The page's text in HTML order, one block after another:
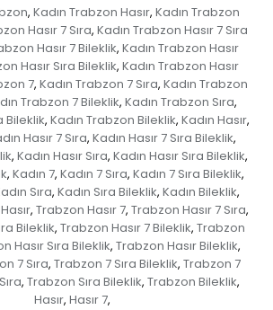
, Kadın Trabzon Hasır, Kadın Trabzon
Hasır 7 Sıra, Kadın Trabzon Hasır 7 Sıra
Hasır 7 Bileklik, Kadın Trabzon Hasır
Hasır Sıra Bileklik, Kadın Trabzon Hasır
7, Kadın Trabzon 7 Sıra, Kadın Trabzon
Trabzon 7 Bileklik, Kadın Trabzon Sıra,
Bileklik, Kadın Trabzon Bileklik, Kadın Hasır,
Hasır 7 Sıra, Kadın Hasır 7 Sıra Bileklik,
, Kadın Hasır Sıra, Kadın Hasır Sıra Bileklik,
, Kadın 7, Kadın 7 Sıra, Kadın 7 Sıra Bileklik,
Sıra, Kadın Sıra Bileklik, Kadın Bileklik,
, Trabzon Hasır 7, Trabzon Hasır 7 Sıra,
Bileklik, Trabzon Hasır 7 Bileklik, Trabzon
Hasır Sıra Bileklik, Trabzon Hasır Bileklik,
7 Sıra, Trabzon 7 Sıra Bileklik, Trabzon 7
, Trabzon Sıra Bileklik, Trabzon Bileklik,
Hasır, Hasır 7,